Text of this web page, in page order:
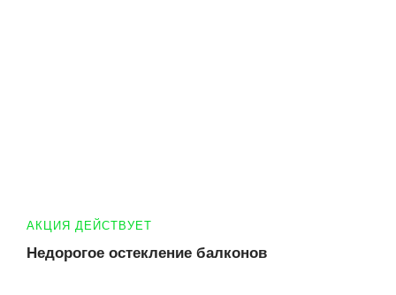
АКЦИЯ ДЕЙСТВУЕТ
Недорогое остекление балконов